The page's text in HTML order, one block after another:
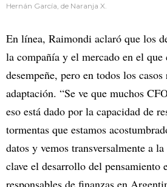
Hernán García, de Naranja X.
En línea, Raimondi aclaró que los
la compañía y el mercado en el que
desempeñe, pero en todos los
adaptación. “Se ve que muchos
eso está dado por la capacidad de
tormentas que estamos
datos y vemos transversalmente a
clave el desarrollo del pensamiento
responsables de finanzas en